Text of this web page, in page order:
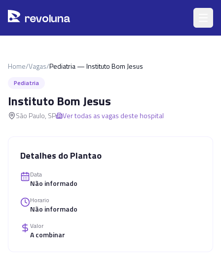
revoluna
Home/Vagas/Pediatria — Instituto Bom Jesus
Pediatria
Instituto Bom Jesus
São Paulo, SP Ver todas as vagas deste hospital
Detalhes do Plantao
Data
Não informado
Horario
Não informado
Valor
A combinar